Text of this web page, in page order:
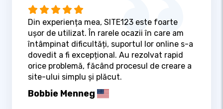
Din experiența mea, SITE123 este foarte
ușor de utilizat. În rarele ocazii în care am
întâmpinat dificultăți, suportul lor online s-a
dovedit a fi excepțional. Au rezolvat rapid
orice problemă, făcând procesul de creare a
site-ului simplu și plăcut.
Bobbie Menneg